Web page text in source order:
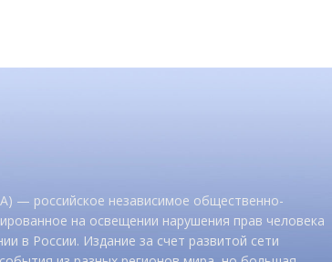
— российское независимое общественно-
на освещении нарушения прав человека
в России. Издание за счет развитой сети